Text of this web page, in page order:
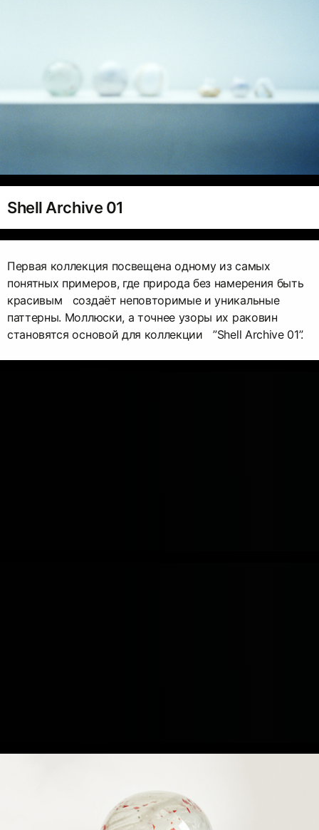
Shell Archive 01
Первая коллекция посвещена одному из самых
понятных примеров, где природа без намерения быть
красивым создаёт неповторимые и уникальные
паттерны. Моллюски, а точнее узоры их раковин
становятся основой для коллекции ”Shell Archive 01”.